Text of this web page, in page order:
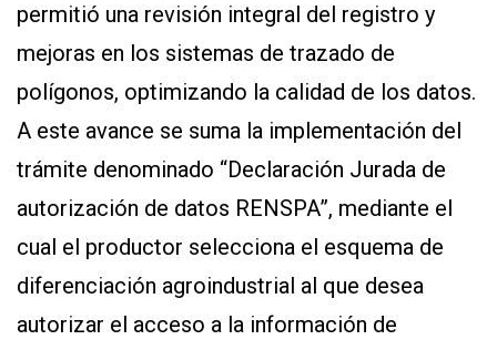
permitió una revisión integral del registro y
mejoras en los sistemas de trazado de
polígonos, optimizando la calidad de los datos.
A este avance se suma la implementación del
trámite denominado “Declaración Jurada de
autorización de datos RENSPA”, mediante el
cual el productor selecciona el esquema de
diferenciación agroindustrial al que desea
autorizar el acceso a la información de